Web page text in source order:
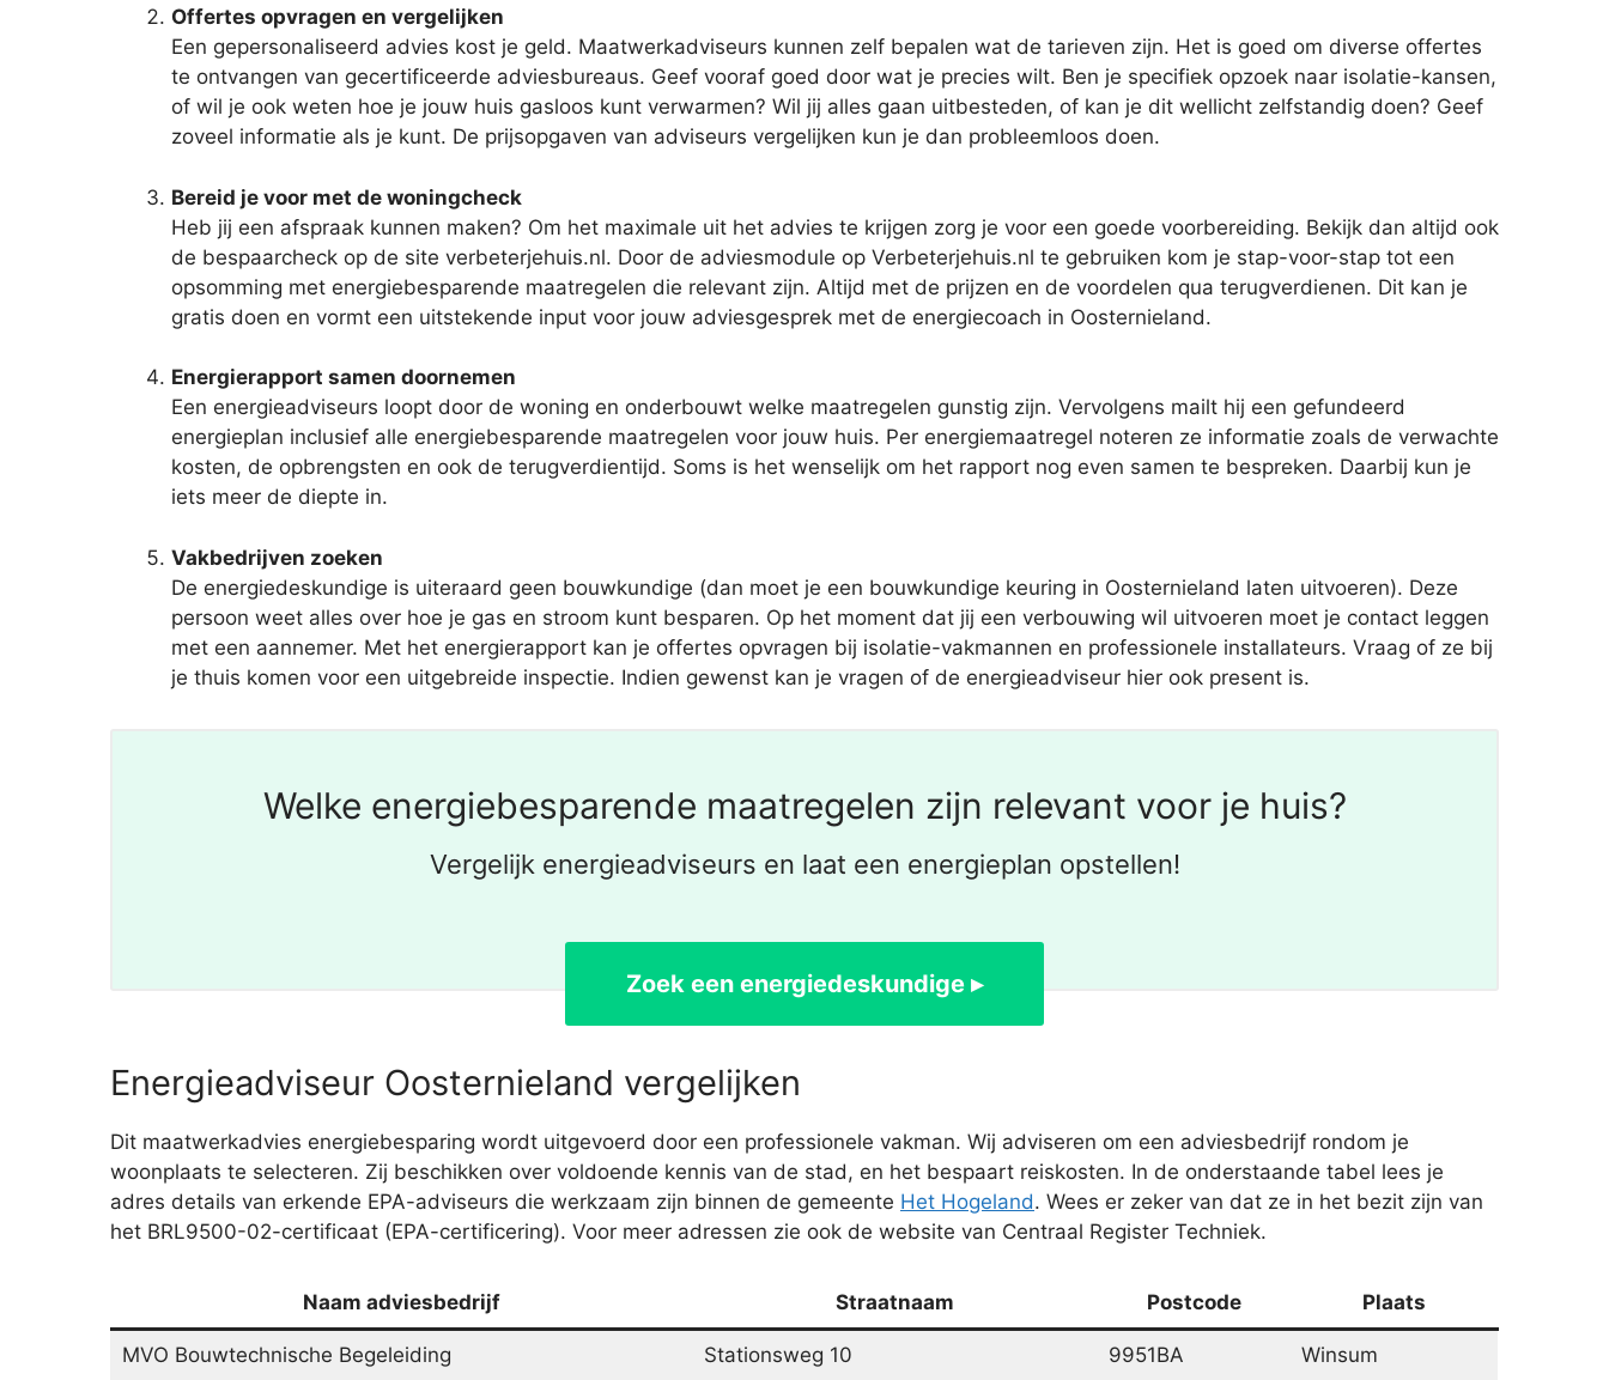
Offertes opvragen en vergelijken
Een gepersonaliseerd advies kost je geld. Maatwerkadviseurs kunnen zelf bepalen wat de tarieven zijn. Het is goed om diverse offertes
te ontvangen van gecertificeerde adviesbureaus. Geef vooraf goed door wat je precies wilt. Ben je specifiek opzoek naar isolatie-kansen,
of wil je ook weten hoe je jouw huis gasloos kunt verwarmen? Wil jij alles gaan uitbesteden, of kan je dit wellicht zelfstandig doen? Geef
zoveel informatie als je kunt. De prijsopgaven van adviseurs vergelijken kun je dan probleemloos doen.
Bereid je voor met de woningcheck
Heb jij een afspraak kunnen maken? Om het maximale uit het advies te krijgen zorg je voor een goede voorbereiding. Bekijk dan altijd ook
de bespaarcheck op de site verbeterjehuis.nl. Door de adviesmodule op Verbeterjehuis.nl te gebruiken kom je stap-voor-stap tot een
opsomming met energiebesparende maatregelen die relevant zijn. Altijd met de prijzen en de voordelen qua terugverdienen. Dit kan je
gratis doen en vormt een uitstekende input voor jouw adviesgesprek met de energiecoach in Oosternieland.
Energierapport samen doornemen
Een energieadviseurs loopt door de woning en onderbouwt welke maatregelen gunstig zijn. Vervolgens mailt hij een gefundeerd
energieplan inclusief alle energiebesparende maatregelen voor jouw huis. Per energiemaatregel noteren ze informatie zoals de verwachte
kosten, de opbrengsten en ook de terugverdientijd. Soms is het wenselijk om het rapport nog even samen te bespreken. Daarbij kun je
iets meer de diepte in.
Vakbedrijven zoeken
De energiedeskundige is uiteraard geen bouwkundige (dan moet je een bouwkundige keuring in Oosternieland laten uitvoeren). Deze
persoon weet alles over hoe je gas en stroom kunt besparen. Op het moment dat jij een verbouwing wil uitvoeren moet je contact leggen
met een aannemer. Met het energierapport kan je offertes opvragen bij isolatie-vakmannen en professionele installateurs. Vraag of ze bij
je thuis komen voor een uitgebreide inspectie. Indien gewenst kan je vragen of de energieadviseur hier ook present is.
Welke energiebesparende maatregelen zijn relevant voor je huis?
Vergelijk energieadviseurs en laat een energieplan opstellen!
Zoek een energiedeskundige ▸
Energieadviseur Oosternieland vergelijken
Dit maatwerkadvies energiebesparing wordt uitgevoerd door een professionele vakman. Wij adviseren om een adviesbedrijf rondom je
woonplaats te selecteren. Zij beschikken over voldoende kennis van de stad, en het bespaart reiskosten. In de onderstaande tabel lees je
adres details van erkende EPA-adviseurs die werkzaam zijn binnen de gemeente Het Hogeland. Wees er zeker van dat ze in het bezit zijn van
het BRL9500-02-certificaat (EPA-certificering). Voor meer adressen zie ook de website van Centraal Register Techniek.
Naam adviesbedrijf Straatnaam Postcode Plaats
MVO Bouwtechnische Begeleiding Stationsweg 10 9951BA Winsum